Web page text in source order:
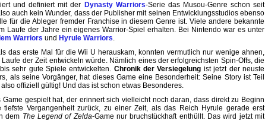
und definiert mit der Dynasty Warriors-Serie das Musou-Genre schon seit
auch kein Wunder, dass der Publisher mit seinen Entwicklungsstudios ebenso
für die Ableger fremder Franchise in diesem Genre ist. Viele andere bekannte
Laufe der Jahre ein eigenes Warrior-Spiel erhalten. Bei Nintendo war es unter
Warriors und Hyrule Warriors.
das erste Mal für die Wii U herauskam, konnten vermutlich nur wenige ahnen,
der Zeit entwickeln würde. Nämlich eines der erfolgreichsten Spin-Offs, die
sehr gute Spiele entwickelten. Chronik der Versiegelung ist jetzt der neuste
als seine Vorgänger, hat dieses Game eine Besonderheit: Seine Story ist Teil
offiziell gültig! Und das ist schon etwas Besonderes.
Game gespielt hat, der erinnert sich vielleicht noch daran, dass direkt zu Beginn
Vergangenheit zurück, zu einer Zeit, als das Reich Hyrule gerade erst
dem The Legend of Zelda-Game nur bruchstückhaft enthüllt. Das wird jetzt mit